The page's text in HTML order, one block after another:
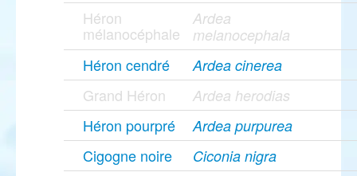
Héron
mélanocéphale
Ardea
melanocephala
Héron cendré Ardea cinerea
Grand Héron Ardea herodias
Héron pourpré Ardea purpurea
Cigogne noire Ciconia nigra